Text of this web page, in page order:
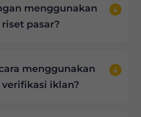
menggunakan
pasar?
menggunakan
iklan?